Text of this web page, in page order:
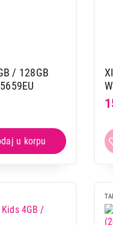
/ 128GB
WiFi